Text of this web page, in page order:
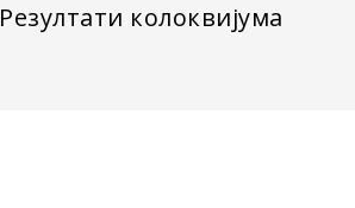
Резултати колоквијума